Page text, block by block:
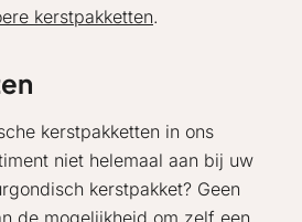
kerstpakketten.
kerstpakketten in ons
niet helemaal aan bij uw
kerstpakket? Geen
de mogelijkheid om zelf een